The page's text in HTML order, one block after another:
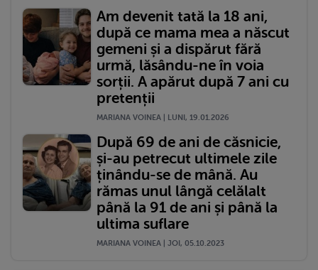
Am devenit tată la 18 ani,
după ce mama mea a născut
gemeni și a dispărut fără
urmă, lăsându-ne în voia
sorții. A apărut după 7 ani cu
pretenții
MARIANA VOINEA | LUNI, 19.01.2026
După 69 de ani de căsnicie,
și-au petrecut ultimele zile
ținându-se de mână. Au
rămas unul lângă celălalt
până la 91 de ani și până la
ultima suflare
MARIANA VOINEA | JOI, 05.10.2023